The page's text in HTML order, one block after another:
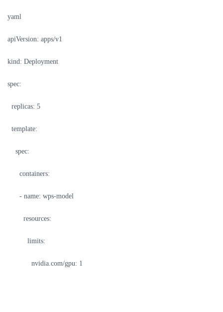
yaml
apiVersion: apps/v1
kind: Deployment
spec:
replicas: 5
template:
spec:
containers:
- name: wps-model
resources:
limits:
nvidia.com/gpu: 1